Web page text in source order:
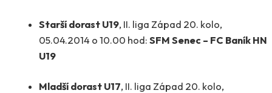
Starší dorast U19, II. liga Západ 20. kolo,
05.04.2014 o 10.00 hod: SFM Senec – FC Baník HN
U19
Mladší dorast U17, II. liga Západ 20. kolo,